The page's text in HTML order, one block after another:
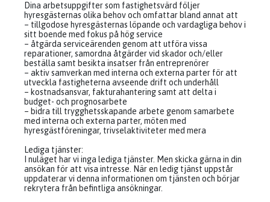
Dina arbetsuppgifter som fastighetsvärd följer
hyresgästernas olika behov och omfattar bland annat att
– tillgodose hyresgästernas löpande och vardagliga behov i
sitt boende med fokus på hög service
– åtgärda serviceärenden genom att utföra vissa
reparationer, samordna åtgärder vid skador och/eller
beställa samt besikta insatser från entreprenörer
– aktiv samverkan med interna och externa parter för att
utveckla fastigheterna avseende drift och underhåll
– kostnadsansvar, fakturahantering samt att delta i
budget- och prognosarbete
– bidra till trygghetsskapande arbete genom samarbete
med interna och externa parter, möten med
hyresgästföreningar, trivselaktiviteter med mera
Lediga tjänster:
I nuläget har vi inga lediga tjänster. Men skicka gärna in din
ansökan för att visa intresse. När en ledig tjänst uppstår
uppdaterar vi denna informationen om tjänsten och börjar
rekrytera från befintliga ansökningar.